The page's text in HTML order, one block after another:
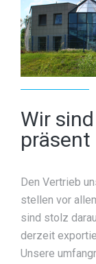
Wir
präsent
Den Vertrieb
stellen vor
sind stolz
derzeit
Unsere